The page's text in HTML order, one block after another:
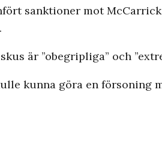
sanktioner mot
är ”obegripliga” och
kunna göra en försoning